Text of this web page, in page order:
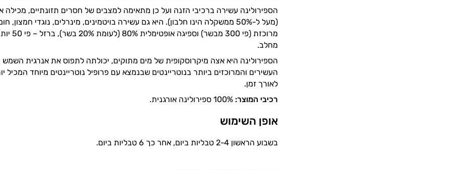
הספירולינה עשירה ברכיבי הזנה ועל כן מתאימה למצבים של חסרים תזונתיים, מכילה
(מעל ל-50% ממשקלה הינו חלבון). היא גם עשירה בויטמינים, מינרלים, נוגדי
מחלב.
הספירולינה היא אצה מיקרוסקופית של מים מתוקים, יכולתה לתפוס את אנרגית
לאורך זמן.
רכיבי המוצר:
אופן השימוש
בשבוע הראשון 2-4 טבליות ביום, אחר כך 6 טבליות ביום.